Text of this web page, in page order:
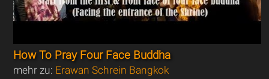
How To Pray Four Face Buddha
mehr zu: Erawan Schrein Bangkok